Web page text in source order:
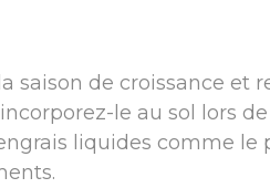
saison de croissance et
le au sol lors
liquides comme le